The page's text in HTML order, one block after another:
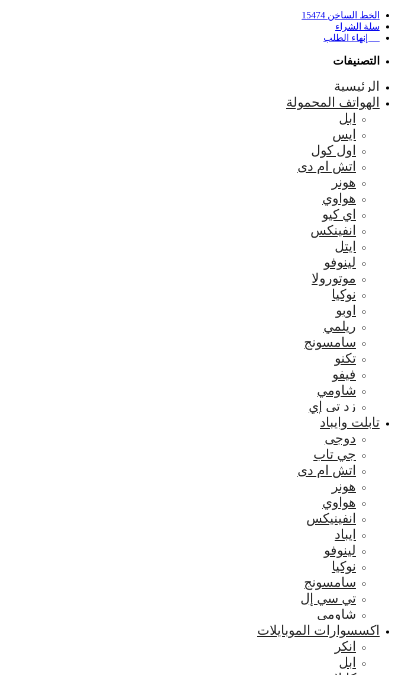
الخط الساخن 15474
سلة الشراء
إنهاء الطلب
التصنيفات
الرئيسية
الهواتف المحمولة
ابل
ايس
اول كول
اتش ام دى
هونر
هواوي
اي كيو
انفينكس
ايتل
لينوفو
موتورولا
نوكيا
اوبو
ريلمي
سامسونج
تكنو
فيفو
شاومي
زد تي إي
تابلت وايباد
دوجى
جي تاب
اتش ام دى
هونر
هواوي
انفينيكس
ايباد
لينوفو
نوكيا
سامسونج
تي سي إل
شاومي
اكسسوارات الموبايلات
انكر
ابل